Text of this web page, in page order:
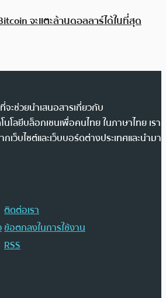
จะแตะล้านดอลลาร์ได้ในที่สุด
ะช่วยนำเสนอสารเกี่ยวกับ
โลยีบล็อกเชนเพื่อคนไทย ในภาษาไทย เรา
ว็บไซต์และเว็บบอร์ดต่างประเทศและนำมา
ติดต่อเรา
ข้อตกลงในการใช้งาน
RSS